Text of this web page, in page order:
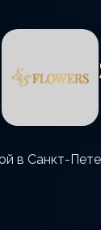
в Санкт-